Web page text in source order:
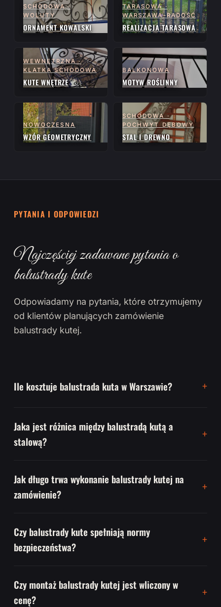
SCHODOWA ·
WOLUTY
ORNAMENT KOWALSKI
TARASOWA ·
WARSZAWA-RADOŚĆ
REALIZACJA TARASOWA
WEWNĘTRZNA ·
KLATKA SCHODOWA
KUTE WNĘTRZE
BALKONOWA
MOTYW ROŚLINNY
NOWOCZESNA
WZÓR GEOMETRYCZNY
SCHODOWA ·
POCHWYT DĘBOWY
STAL I DREWNO
PYTANIA I ODPOWIEDZI
Najczęściej zadawane pytania o
balustrady kute
Odpowiadamy na pytania, które otrzymujemy
od klientów planujących zamówienie
balustrady kutej.
Ile kosztuje balustrada kuta w Warszawie?
Jaka jest różnica między balustradą kutą a
stalową?
Jak długo trwa wykonanie balustrady kutej na
zamówienie?
Czy balustrady kute spełniają normy
bezpieczeństwa?
Czy montaż balustrady kutej jest wliczony w
cenę?